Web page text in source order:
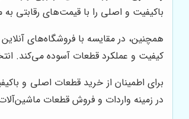
باکیفیت و اصلی را با قیمت‌های رقابتی
همچنین، در مقایسه با فروشگاه‌های
کیفیت و عملکرد قطعات آسوده می‌کند.
برای اطمینان از خرید قطعات اصلی و
در زمینه واردات و فروش قطعات